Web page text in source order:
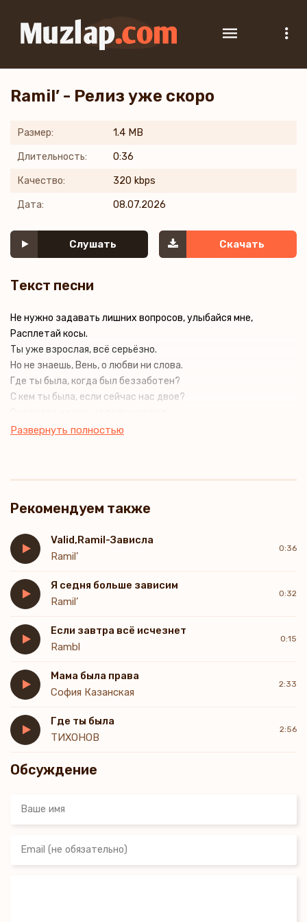
Ramil’ - Релиз уже скоро
Размер: 1.4 MB
Длительность: 0:36
Качество: 320 kbps
Дата: 08.07.2026
Слушать Скачать
Текст песни
Не нужно задавать лишних вопросов, улыбайся мне,
Расплетай косы.
Ты уже взрослая, всё серьёзно.
Но не знаешь, Вень, о любви ни слова.
Где ты была, когда был беззаботен?
С кем ты была, если сейчас нас двое?
Эта дама знает мой вес, у неё жёсткий интерес.
Развернуть полностью
Рекомендуем также
Valid,Ramil-Зависла
Ramil’
0:36
Я седня больше зависим
Ramil’
0:32
Если завтра всё исчезнет
Rambl
0:15
Мама была права
София Казанская
2:33
Где ты была
ТИХОНОВ
2:56
Обсуждение